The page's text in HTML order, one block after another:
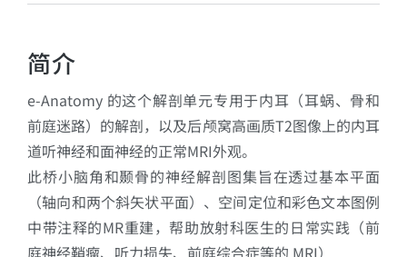
简介
e-Anatomy 的这个解剖单元专用于内耳（耳蜗、骨和
前庭迷路）的解剖，以及后颅窝高画质T2图像上的内耳
道听神经和面神经的正常MRI外观。
此桥小脑角和颞骨的神经解剖图集旨在透过基本平面
（轴向和两个斜矢状平面）、空间定位和彩色文本图例
中带注释的MR重建，帮助放射科医生的日常实践（前
庭神经鞘瘤、听力损失、前庭综合症等的 MRI）